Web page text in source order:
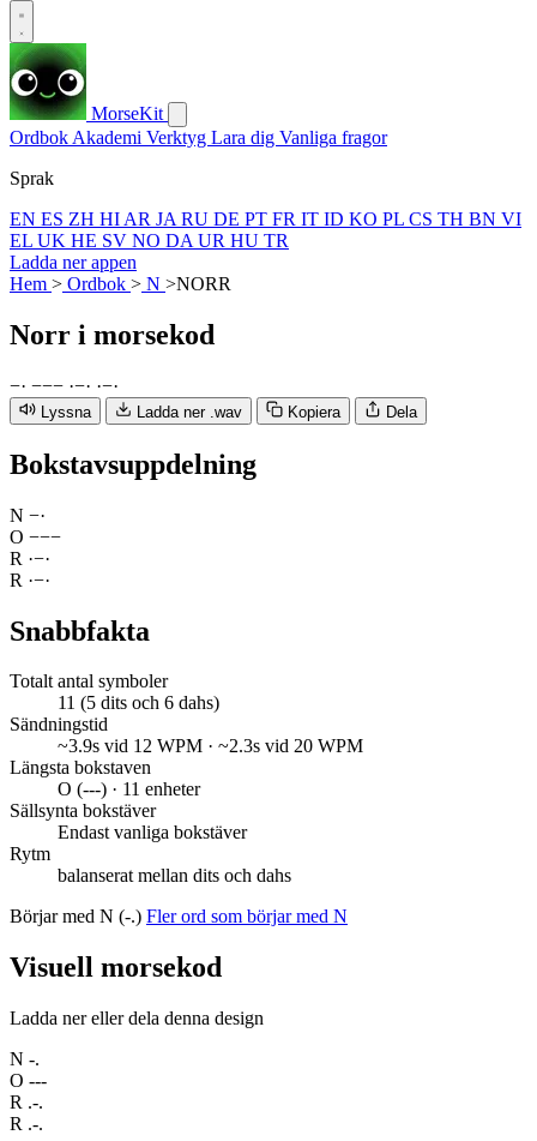
MorseKit
Ordbok Akademi Verktyg Lara dig Vanliga fragor
Sprak
EN ES ZH HI AR JA RU DE PT FR IT ID KO PL CS TH BN VI
EL UK HE SV NO DA UR HU TR
Ladda ner appen
Hem > Ordbok > N >NORR
Norr i morsekod
−· −−− ·−· ·−·
Lyssna Ladda ner .wav Kopiera Dela
Bokstavsuppdelning
N −·
O −−−
R ·−·
R ·−·
Snabbfakta
Totalt antal symboler
11 (5 dits och 6 dahs)
Sändningstid
~3.9s vid 12 WPM · ~2.3s vid 20 WPM
Längsta bokstaven
O (---) · 11 enheter
Sällsynta bokstäver
Endast vanliga bokstäver
Rytm
balanserat mellan dits och dahs
Börjar med N (-.) Fler ord som börjar med N
Visuell morsekod
Ladda ner eller dela denna design
N -.
O ---
R .-.
R .-.